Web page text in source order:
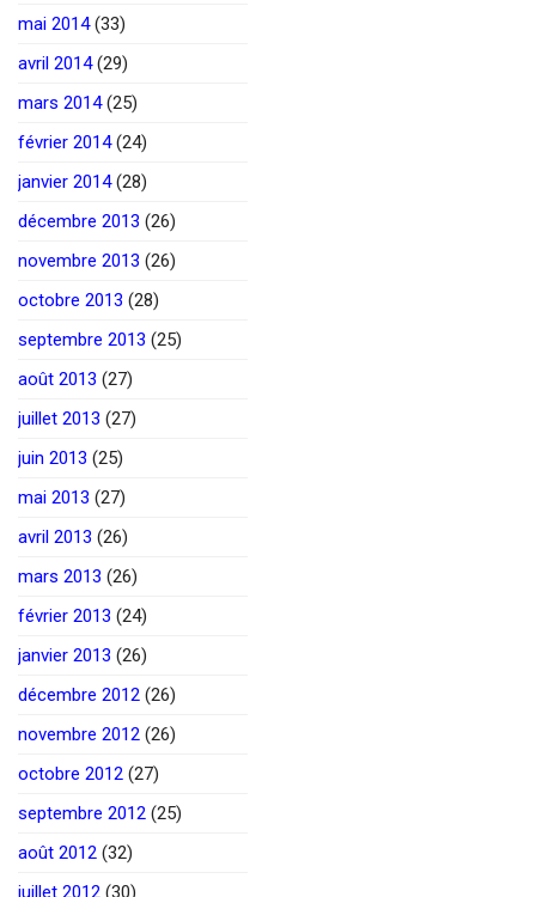
mai 2014(33)
avril 2014(29)
mars 2014(25)
février 2014(24)
janvier 2014(28)
décembre 2013 (26)
novembre 2013 (26)
octobre 2013 (28)
septembre 2013 (25)
août 2013 (27)
juillet 2013 (27)
juin 2013 (25)
mai 2013 (27)
avril 2013 (26)
mars 2013 (26)
février 2013 (24)
janvier 2013 (26)
décembre 2012 (26)
novembre 2012 (26)
octobre 2012 (27)
septembre 2012 (25)
août 2012 (32)
juillet 2012 (30)